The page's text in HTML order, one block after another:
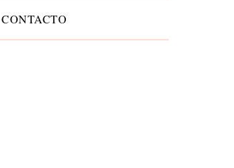
CONTACTO